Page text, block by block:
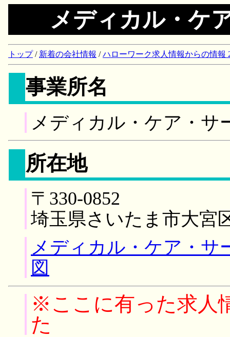
メディカル・ケ
トップ/ 新着の会社情報 /ハローワーク求人情報からの情報
事業所名
メディカル・ケア・
所在地
〒330-0852
埼玉県さいたま市大宮
メディカル・ケア・
図
※ここに有った求人
た